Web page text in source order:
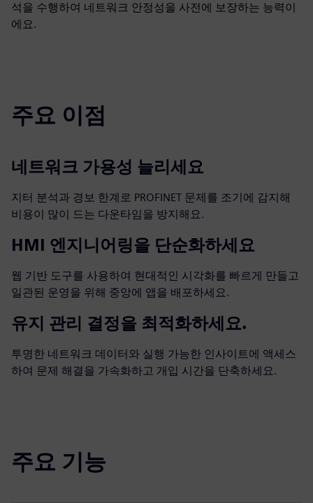
석을 수행하여 네트워크 안정성을 사전에 보장하는 능력이
에요.
주요 이점
네트워크 가용성 늘리세요
지터 분석과 경보 한계로 PROFINET 문제를 조기에 감지해
비용이 많이 드는 다운타임을 방지해요.
HMI 엔지니어링을 단순화하세요
웹 기반 도구를 사용하여 현대적인 시각화를 빠르게 만들고
일관된 운영을 위해 중앙에 앱을 배포하세요.
유지 관리 결정을 최적화하세요.
투명한 네트워크 데이터와 실행 가능한 인사이트에 액세스
하여 문제 해결을 가속화하고 개입 시간을 단축하세요.
주요 기능